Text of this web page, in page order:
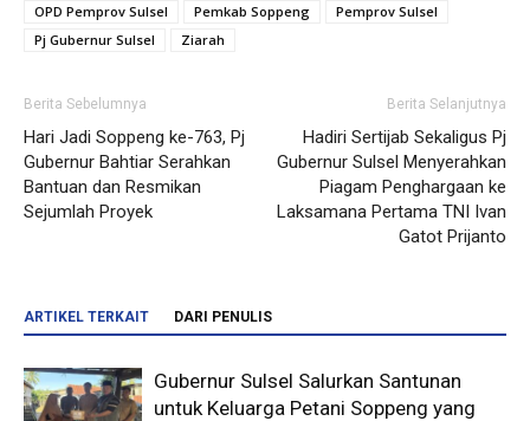
OPD Pemprov Sulsel
Pemkab Soppeng
Pemprov Sulsel
Pj Gubernur Sulsel
Ziarah
Berita Sebelumnya
Hari Jadi Soppeng ke-763, Pj
Gubernur Bahtiar Serahkan
Bantuan dan Resmikan
Sejumlah Proyek
Berita Selanjutnya
Hadiri Sertijab Sekaligus Pj
Gubernur Sulsel Menyerahkan
Piagam Penghargaan ke
Laksamana Pertama TNI Ivan
Gatot Prijanto
ARTIKEL TERKAIT DARI PENULIS
Gubernur Sulsel Salurkan Santunan
untuk Keluarga Petani Soppeng yang